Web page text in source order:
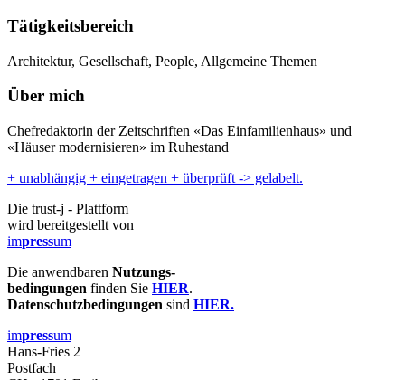
Tätigkeitsbereich
Architektur, Gesellschaft, People, Allgemeine Themen
Über mich
Chefredaktorin der Zeitschriften «Das Einfamilienhaus» und
«Häuser modernisieren» im Ruhestand
+ unabhängig + eingetragen + überprüft -> gelabelt.
Die trust-j - Plattform
wird bereitgestellt von
impressum
Die anwendbaren Nutzungs-
bedingungen finden Sie HIER.
Datenschutzbedingungen sind HIER.
impressum
Hans-Fries 2
Postfach